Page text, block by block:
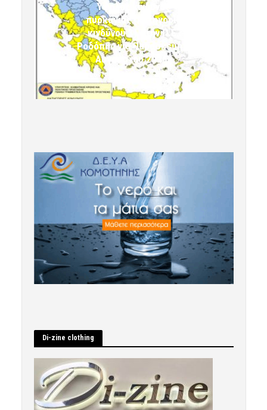
Υψηλός κίνδυνος
πυρκαγιάς (κατηγορία
κινδύνου 3) στην Π.Ε.
Ροδόπης για Παρασκευή 7
Αυγούστου 2026»
7 Αυγούστου 2026 10:24 komotini24
Di-zine clothing